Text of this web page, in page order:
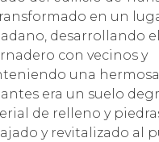
en un
desarrollando
con vecinos y
una
era un suelo
de relleno y
y revitalizado al